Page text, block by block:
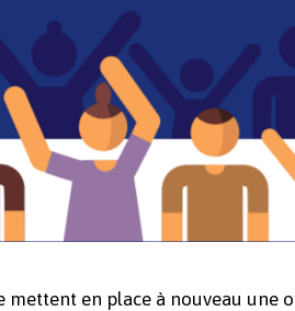
mettent en place à nouveau